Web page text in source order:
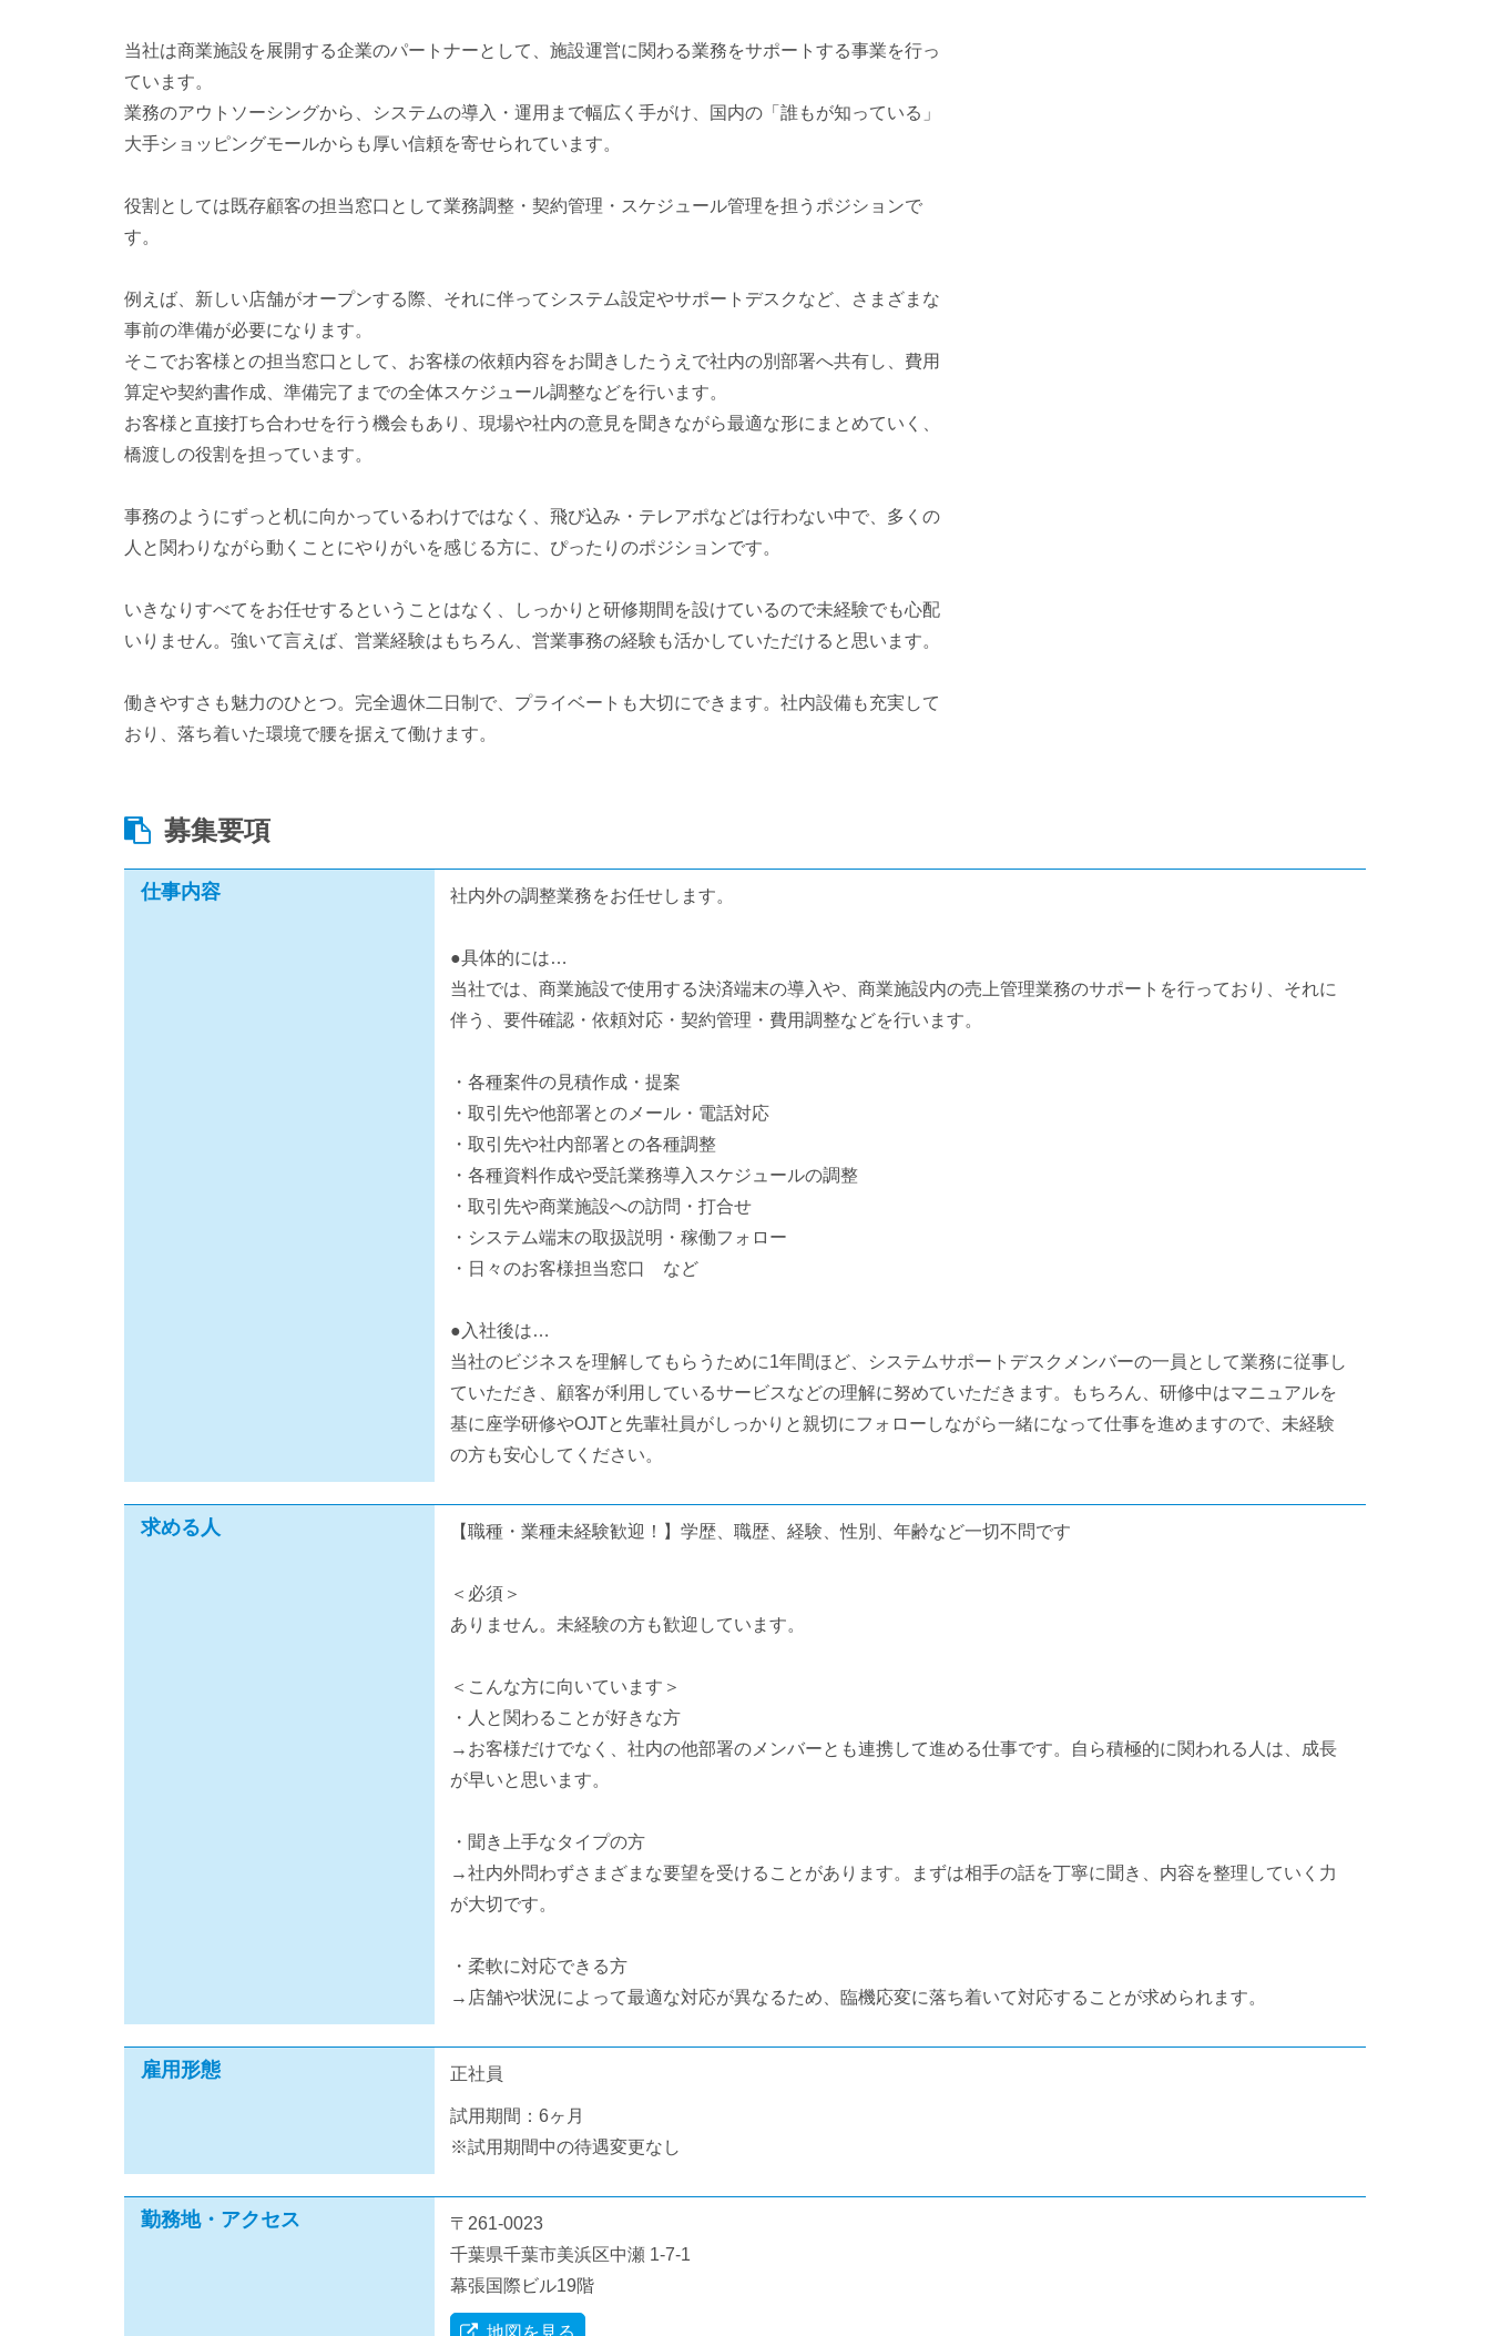
当社は商業施設を展開する企業のパートナーとして、施設運営に関わる業務をサポートする事業を行っ
ています。
業務のアウトソーシングから、システムの導入・運用まで幅広く手がけ、国内の「誰もが知っている」
大手ショッピングモールからも厚い信頼を寄せられています。
役割としては既存顧客の担当窓口として業務調整・契約管理・スケジュール管理を担うポジションで
す。
例えば、新しい店舗がオープンする際、それに伴ってシステム設定やサポートデスクなど、さまざまな
事前の準備が必要になります。
そこでお客様との担当窓口として、お客様の依頼内容をお聞きしたうえで社内の別部署へ共有し、費用
算定や契約書作成、準備完了までの全体スケジュール調整などを行います。
お客様と直接打ち合わせを行う機会もあり、現場や社内の意見を聞きながら最適な形にまとめていく、
橋渡しの役割を担っています。
事務のようにずっと机に向かっているわけではなく、飛び込み・テレアポなどは行わない中で、多くの
人と関わりながら動くことにやりがいを感じる方に、ぴったりのポジションです。
いきなりすべてをお任せするということはなく、しっかりと研修期間を設けているので未経験でも心配
いりません。強いて言えば、営業経験はもちろん、営業事務の経験も活かしていただけると思います。
働きやすさも魅力のひとつ。完全週休二日制で、プライベートも大切にできます。社内設備も充実して
おり、落ち着いた環境で腰を据えて働けます。
募集要項
仕事内容 社内外の調整業務をお任せします。
●具体的には…
当社では、商業施設で使用する決済端末の導入や、商業施設内の売上管理業務のサポートを行っており、それに
伴う、要件確認・依頼対応・契約管理・費用調整などを行います。
・各種案件の見積作成・提案
・取引先や他部署とのメール・電話対応
・取引先や社内部署との各種調整
・各種資料作成や受託業務導入スケジュールの調整
・取引先や商業施設への訪問・打合せ
・システム端末の取扱説明・稼働フォロー
・日々のお客様担当窓口 など
●入社後は…
当社のビジネスを理解してもらうために1年間ほど、システムサポートデスクメンバーの一員として業務に従事し
ていただき、顧客が利用しているサービスなどの理解に努めていただきます。もちろん、研修中はマニュアルを
基に座学研修やOJTと先輩社員がしっかりと親切にフォローしながら一緒になって仕事を進めますので、未経験
の方も安心してください。
求める人 【職種・業種未経験歓迎！】学歴、職歴、経験、性別、年齢など一切不問です
＜必須＞
ありません。未経験の方も歓迎しています。
＜こんな方に向いています＞
・人と関わることが好きな方
→お客様だけでなく、社内の他部署のメンバーとも連携して進める仕事です。自ら積極的に関われる人は、成長
が早いと思います。
・聞き上手なタイプの方
→社内外問わずさまざまな要望を受けることがあります。まずは相手の話を丁寧に聞き、内容を整理していく力
が大切です。
・柔軟に対応できる方
→店舗や状況によって最適な対応が異なるため、臨機応変に落ち着いて対応することが求められます。
雇用形態 正社員
試用期間：6ヶ月
※試用期間中の待遇変更なし
勤務地・アクセス
〒261-0023
千葉県千葉市美浜区中瀬 1-7-1
幕張国際ビル19階